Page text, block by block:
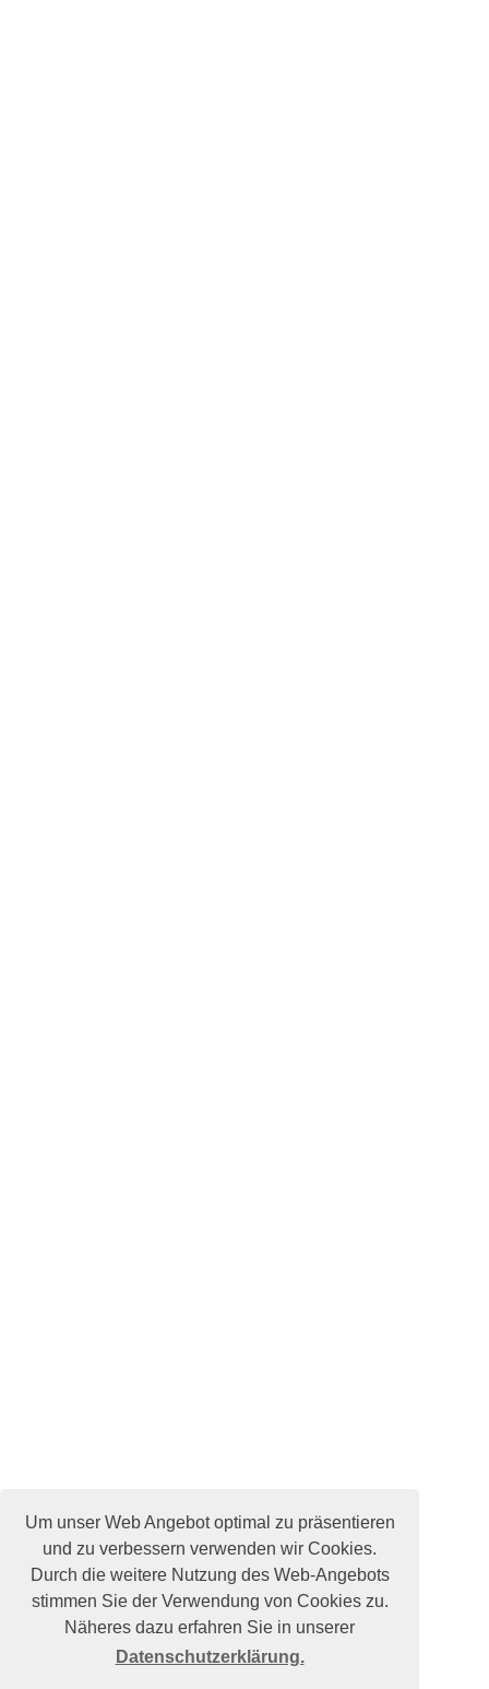
Um unser Web Angebot optimal zu präsentieren
und zu verbessern verwenden wir Cookies.
Durch die weitere Nutzung des Web-Angebots
stimmen Sie der Verwendung von Cookies zu.
Näheres dazu erfahren Sie in unserer
Datenschutzerklärung.